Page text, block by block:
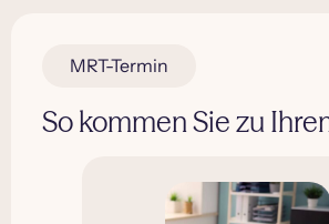
MRT-Termin
So kommen Sie zu